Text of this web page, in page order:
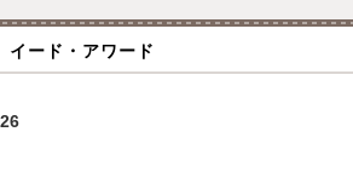
イード・アワード